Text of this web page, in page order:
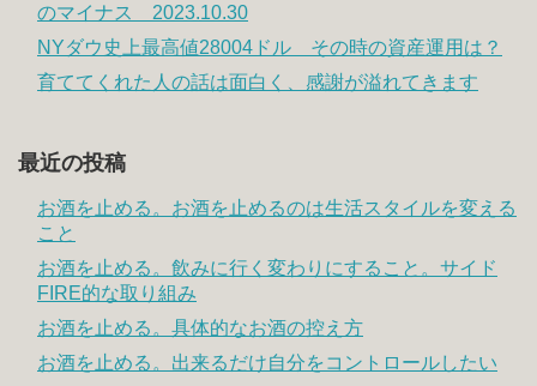
のマイナス 2023.10.30
NYダウ史上最高値28004ドル その時の資産運用は？
育ててくれた人の話は面白く、感謝が溢れてきます
最近の投稿
お酒を止める。お酒を止めるのは生活スタイルを変える
こと
お酒を止める。飲みに行く変わりにすること。サイド
FIRE的な取り組み
お酒を止める。具体的なお酒の控え方
お酒を止める。出来るだけ自分をコントロールしたい